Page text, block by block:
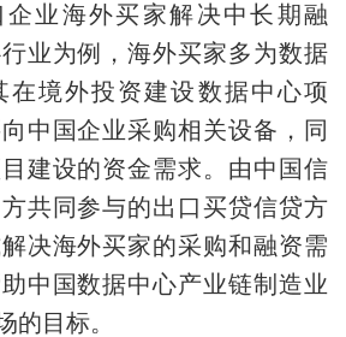
企业海外买家解决中长期融
业为例，海外买家多为数据
在境外投资建设数据中心项
中国企业采购相关设备，同
建设的资金需求。由中国信
共同参与的出口买贷信贷方
决海外买家的采购和融资需
中国数据中心产业链制造业
的目标。